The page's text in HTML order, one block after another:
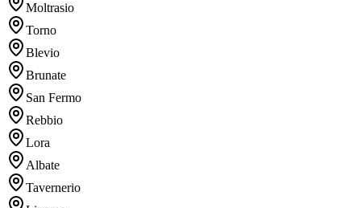
Moltrasio
Torno
Blevio
Brunate
San Fermo
Rebbio
Lora
Albate
Tavernerio